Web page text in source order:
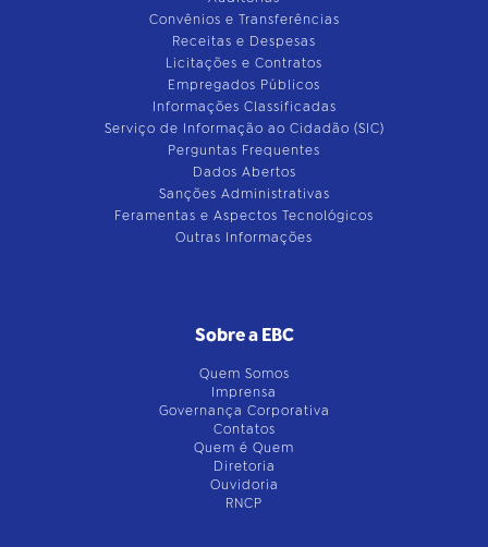
Convênios e Transferências
Receitas e Despesas
Licitações e Contratos
Empregados Públicos
Informações Classificadas
Serviço de Informação ao Cidadão (SIC)
Perguntas Frequentes
Dados Abertos
Sanções Administrativas
Feramentas e Aspectos Tecnológicos
Outras Informações
Sobre a EBC
Quem Somos
Imprensa
Governança Corporativa
Contatos
Quem é Quem
Diretoria
Ouvidoria
RNCP